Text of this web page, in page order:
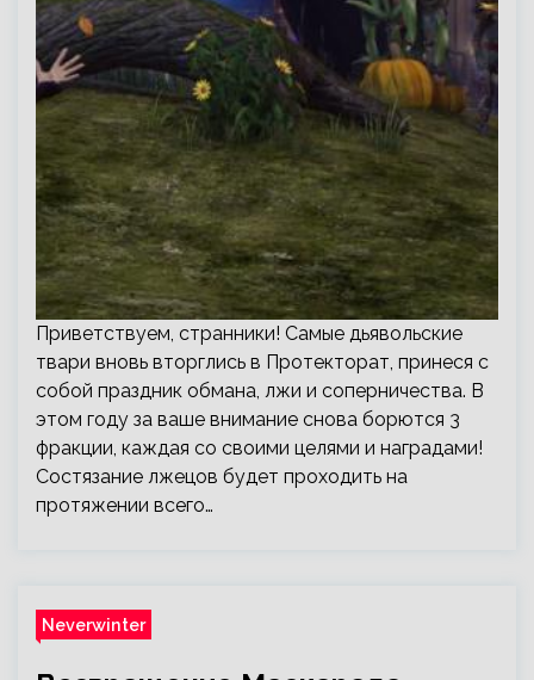
Приветствуем, странники! Самые дьявольские
твари вновь вторглись в Протекторат, принеся с
собой праздник обмана, лжи и соперничества. В
этом году за ваше внимание снова борются 3
фракции, каждая со своими целями и наградами!
Состязание лжецов будет проходить на
протяжении всего…
Neverwinter